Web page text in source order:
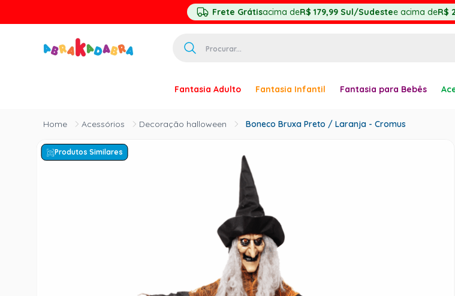
Frete Grátisacima deR$ 179,99 Sul/Sudestee acima deR$
Fantasia Adulto Fantasia Infantil Fantasia para Bebês
Acessórios Decoração halloween Boneco Bruxa Preto / Laranja - Cromus
Produtos Similares
princesa
paquita
harry potter
palhaço
º
kpop
rumi
10º toy story